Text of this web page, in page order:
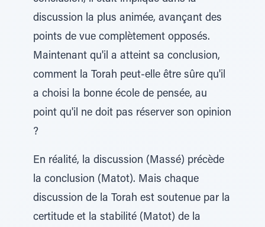
discussion la plus animée, avançant des
points de vue complètement opposés.
Maintenant qu'il a atteint sa conclusion,
comment la Torah peut-elle être sûre qu'il
a choisi la bonne école de pensée, au
point qu'il ne doit pas réserver son opinion
?
En réalité, la discussion (Massé) précède
la conclusion (Matot). Mais chaque
discussion de la Torah est soutenue par la
certitude et la stabilité (Matot) de la